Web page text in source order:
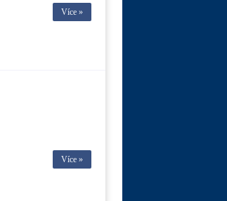
Více »
Více »